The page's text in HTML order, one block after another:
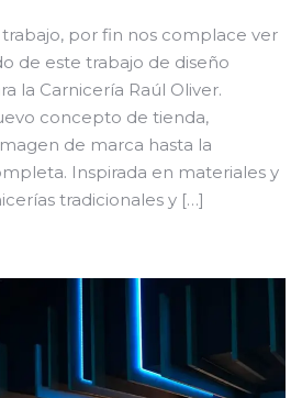
por fin nos complace ver
de este trabajo de diseño
la Carnicería Raúl Oliver.
concepto de tienda,
de marca hasta la
Inspirada en materiales y
tradicionales y […]